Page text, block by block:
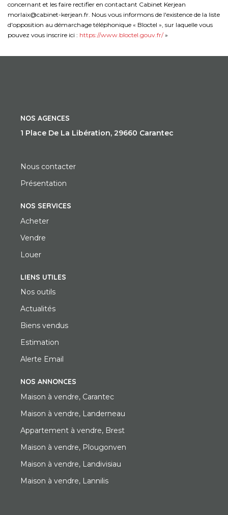
concernant et les faire rectifier en contactant Cabinet Kerjean
morlaix@cabinet-kerjean.fr. Nous vous informons de l'existence de la liste
d'opposition au démarchage téléphonique « Bloctel », sur laquelle vous
pouvez vous inscrire ici : https://www.bloctel.gouv.fr/»
NOS AGENCES
1 Place De La Libération, 29660 Carantec
Nous contacter
Présentation
NOS SERVICES
Acheter
Vendre
Louer
LIENS UTILES
Nos outils
Actualités
Biens vendus
Estimation
Alerte Email
NOS ANNONCES
Maison à vendre, Carantec
Maison à vendre, Landerneau
Appartement à vendre, Brest
Maison à vendre, Plougonven
Maison à vendre, Landivisiau
Maison à vendre, Lannilis